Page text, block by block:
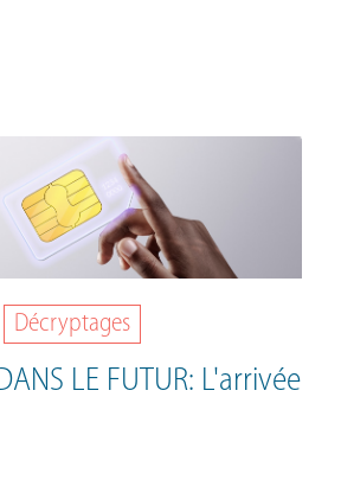
Décryptages
LE FUTUR: L'arrivée